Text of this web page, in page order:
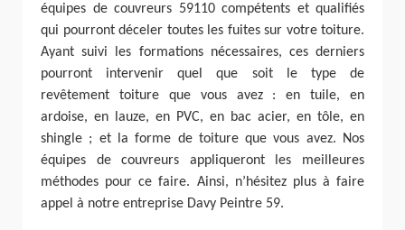
équipes de couvreurs 59110 compétents et qualifiés
qui pourront déceler toutes les fuites sur votre toiture.
Ayant suivi les formations nécessaires, ces derniers
pourront intervenir quel que soit le type de
revêtement toiture que vous avez : en tuile, en
ardoise, en lauze, en PVC, en bac acier, en tôle, en
shingle ; et la forme de toiture que vous avez. Nos
équipes de couvreurs appliqueront les meilleures
méthodes pour ce faire. Ainsi, n’hésitez plus à faire
appel à notre entreprise Davy Peintre 59.